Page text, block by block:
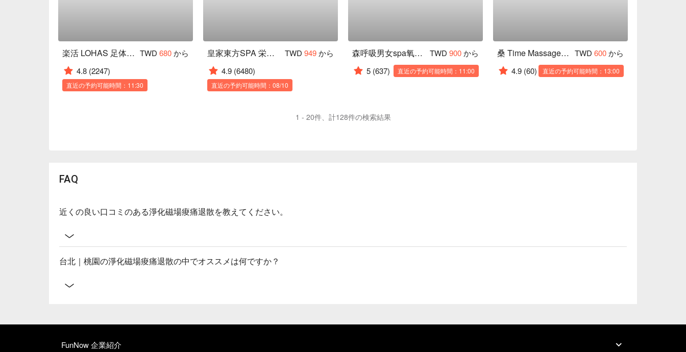
楽活 LOHAS 足体養生館 TWD 680から
4.8 (2247)
直近の予約可能時間：11:30
皇家東方SPA 栄星館 TWD 949から
4.9 (6480)
直近の予約可能時間：08/10
森呼吸男女spa氧身會館 TWD 900から
5 (637) 直近の予約可能時間：11:00
桑 Time Massage 板橋店 TWD 600から
4.9 (60) 直近の予約可能時間：13:00
1 - 20件、計128件の検索結果
FAQ
近くの良い口コミのある淨化磁場痠痛退散を教えてください。
台北｜桃園の淨化磁場痠痛退散の中でオススメは何ですか？
FunNow 企業紹介